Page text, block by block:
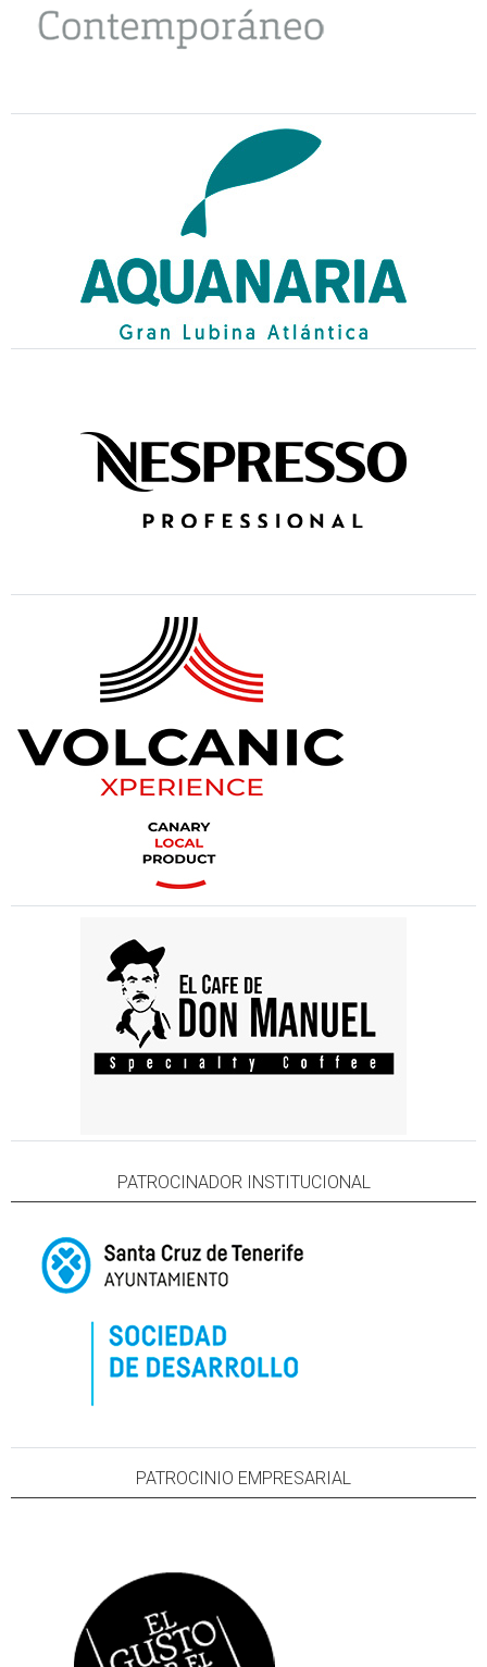
PATROCINADOR INSTITUCIONAL
PATROCINIO EMPRESARIAL